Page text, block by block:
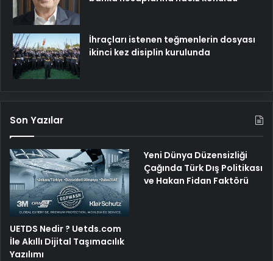
İhraçları istenen teğmenlerin dosyası
ikinci kez disiplin kurulunda
Son Yazılar
UETDS Nedir ? Uetds.com
İle Akıllı Dijital Taşımacılık
Yazılımı
Yeni Dünya Düzensizliği
Çağında Türk Dış Politikası
ve Hakan Fidan Faktörü